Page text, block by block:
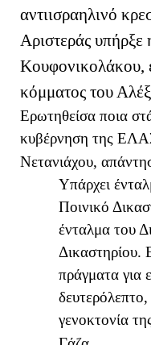
αντιισραηλινό
Αριστεράς
Κουφονικολάκου,
κόμματος του
Ερωτηθείσα ποια
κυβέρνηση της
Νετανιάχου,
Υπάρχει
Ποινικό
ένταλμα του
Δικαστηρίου.
πράγματα για
δευτερόλεπτο,
γενοκτονία